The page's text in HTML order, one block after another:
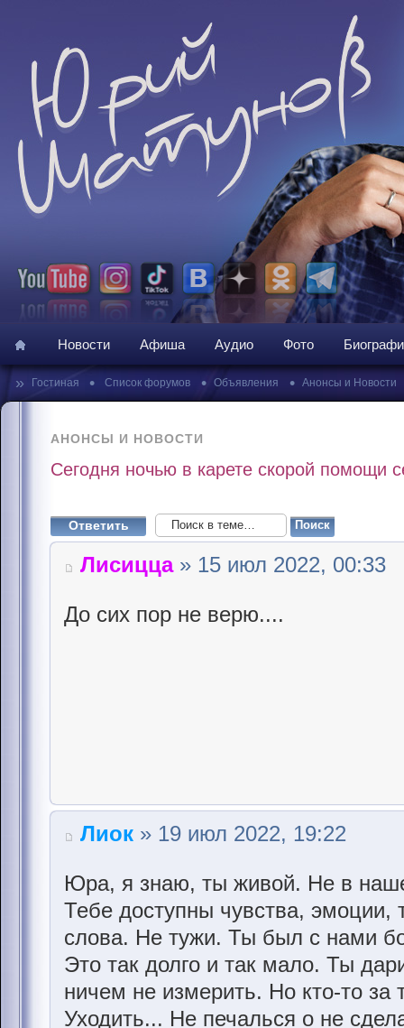
Новости Афиша Аудио Фото
» Гостиная • Список форумов • Объявления • Анонсы и Новости
АНОНСЫ И НОВОСТИ
Сегодня ночью в карете скорой помощи
Ответить
Лисицца» 15 июл 2022, 00:33
До сих пор не верю....
Лиок » 19 июл 2022, 19:22
Юра, я знаю, ты живой. Не в
Тебе доступны чувства,
слова. Не тужи. Ты был с нами
Это так долго и так мало. Ты
ничем не измерить. Но кто-то за
Уходить... Не печалься о не